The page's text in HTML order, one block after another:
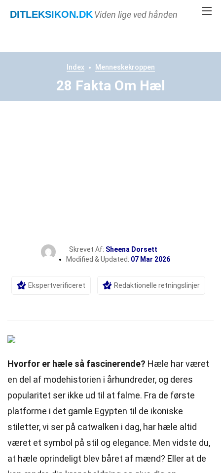
DITLEKSIKON.DKViden lige ved hånden
Index Menneskekroppen
28 Fakta Om Hæl
Skrevet Af: Sheena Dorsett
Modified & Updated: 07 Mar 2026
Ekspertverificeret Redaktionelle retningslinjer
Hvorfor er hæle så fascinerende? Hæle har været
en del af modehistorien i århundreder, og deres
popularitet ser ikke ud til at falme. Fra de første
platforme i det gamle Egypten til de ikoniske
stiletter, vi ser på catwalken i dag, har hæle altid
været et symbol på stil og elegance. Men vidste du,
at hæle oprindeligt blev båret af mænd? Eller at de